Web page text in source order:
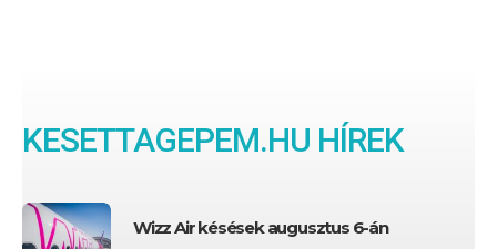
KESETTAGEPEM.HU HÍREK
Wizz Air késések augusztus 6-án